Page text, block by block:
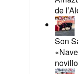
de
Son